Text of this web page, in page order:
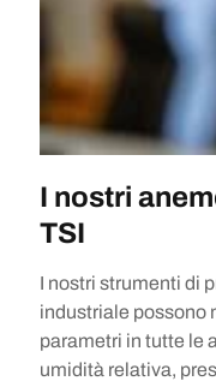
I nostri
TSI
I nostri strumenti di
industriale possono
parametri in tutte le
umidità relativa,